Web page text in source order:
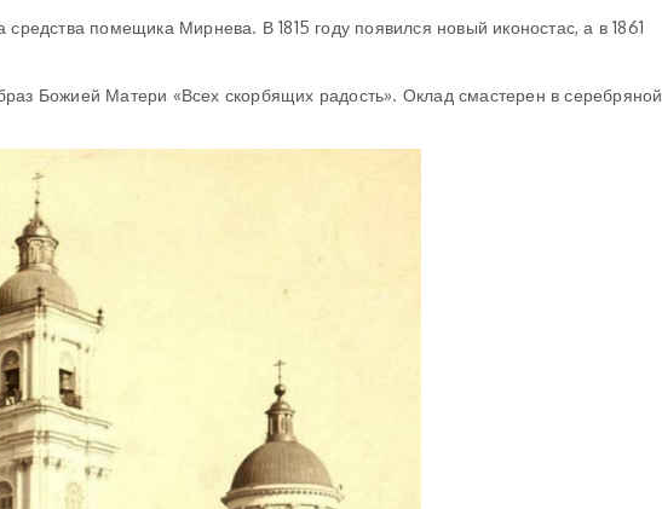
помещика Мирнева. В 1815 году появился новый иконостас, а в 1861
Божией Матери «Всех скорбящих радость». Оклад смастерен в серебряной